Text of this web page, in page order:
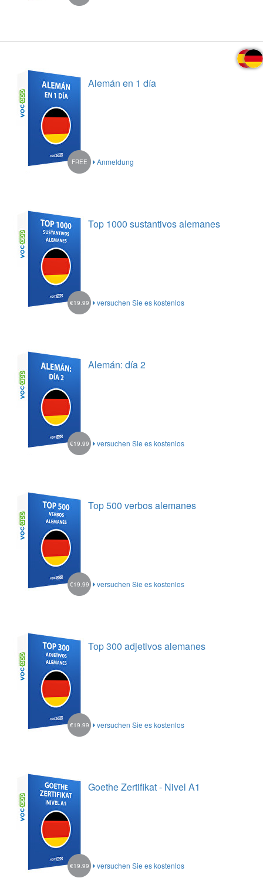
Alemán en 1 día
Anmeldung
FREE
Top 1000 sustantivos alemanes
versuchen Sie es kostenlos
€19.99
Alemán: día 2
versuchen Sie es kostenlos
€19.99
Top 500 verbos alemanes
versuchen Sie es kostenlos
€19.99
Top 300 adjetivos alemanes
versuchen Sie es kostenlos
€19.99
Goethe Zertifikat - Nivel A1
versuchen Sie es kostenlos
€19.99